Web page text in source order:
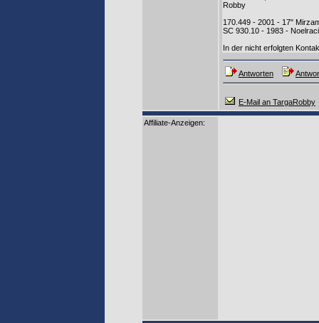
Robby
170.449 - 2001 - 17"
SC 930.10 - 1983 -
In der nicht erfolgten
Antworten
E-Mail an TargaRobby
Affiliate-Anzeigen: